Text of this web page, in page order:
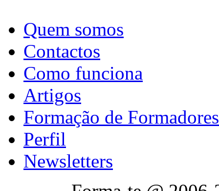
Quem somos
Contactos
Como funciona
Artigos
Formação de Formadores
Perfil
Newsletters